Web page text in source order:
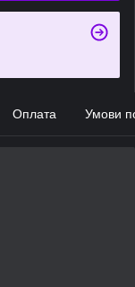
Оплата Умови